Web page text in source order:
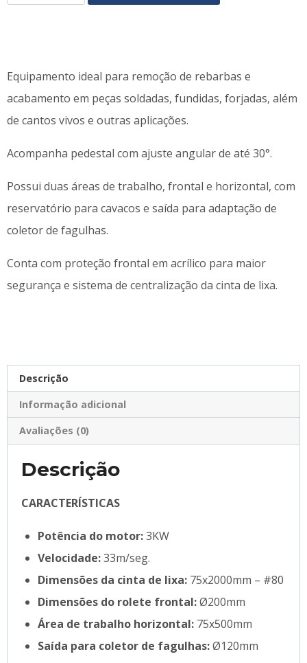
Equipamento ideal para remoção de rebarbas e
acabamento em peças soldadas, fundidas, forjadas, além
de cantos vivos e outras aplicações.
Acompanha pedestal com ajuste angular de até 30°.
Possui duas áreas de trabalho, frontal e horizontal, com
reservatório para cavacos e saída para adaptação de
coletor de fagulhas.
Conta com proteção frontal em acrílico para maior
segurança e sistema de centralização da cinta de lixa.
Descrição
Informação adicional
Avaliações (0)
Descrição
CARACTERÍSTICAS
Potência do motor:3KW
Velocidade:33m/seg.
Dimensões da cinta de lixa: 75x2000mm – #80
Dimensões do rolete frontal:Ø200mm
Área de trabalho horizontal: 75x500mm
Saída para coletor de fagulhas:Ø120mm